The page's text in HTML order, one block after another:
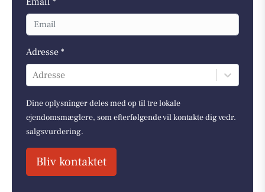
Adresse *
Adresse
Dine oplysninger deles med op til tre lokale
ejendomsmæglere, som efterfølgende vil kontakte dig vedr.
salgsvurdering.
Bliv kontaktet